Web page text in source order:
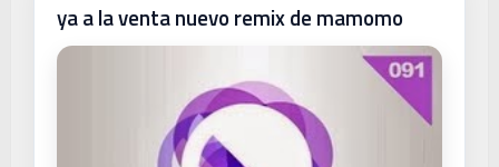
ya a la venta nuevo remix de mamomo